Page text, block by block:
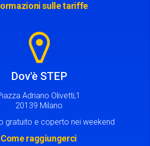
sulle tariffe
Dov'è STEP
Adriano Olivetti,1
20139 Milano
gratuito e coperto nei weekend
Come raggiungerci